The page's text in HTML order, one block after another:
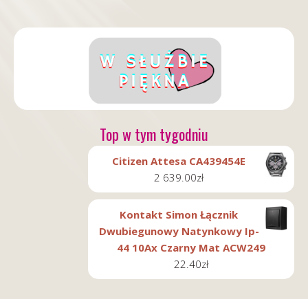
Top w tym tygodniu
Citizen Attesa CA439454E
2 639.00zł
Kontakt Simon Łącznik
Dwubiegunowy Natynkowy Ip-
44 10Ax Czarny Mat ACW249
22.40zł